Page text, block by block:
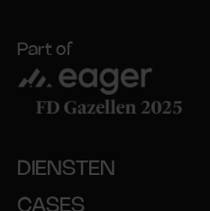
Part of
DIENSTEN
CASES